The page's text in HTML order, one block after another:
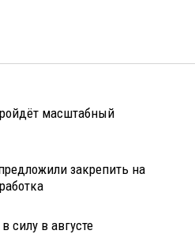
масштабный
закрепить на
силу в августе